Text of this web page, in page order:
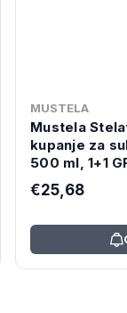
MUSTELA
Mustela
kupanje za
500 ml, 1+1
€25,68